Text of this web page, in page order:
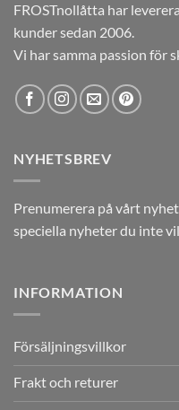
FROSTnollåtta har
kunder sedan 2006.
Vi har samma passion för
NYHETSBREV
Prenumerera på vårt
speciella nyheter du inte
INFORMATION
Försäljningsvillkor
Frakt och returer